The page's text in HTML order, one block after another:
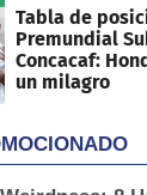
Tabla de
Premundial
Concacaf:
un milagro